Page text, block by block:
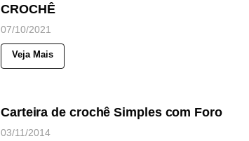
CROCHÊ
07/10/2021
Veja Mais
Carteira de crochê Simples com Foro
03/11/2014